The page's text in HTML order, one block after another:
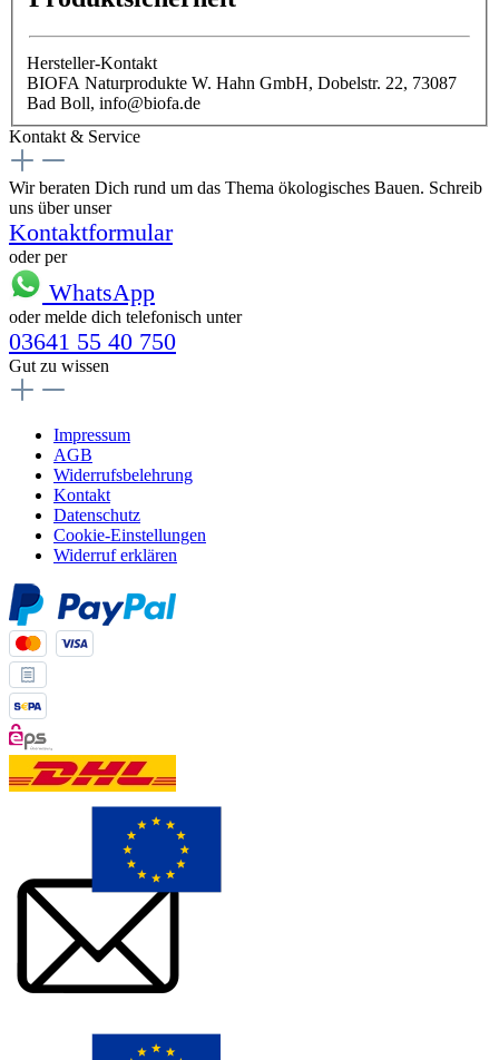
Hersteller-Kontakt
BIOFA Naturprodukte W. Hahn GmbH, Dobelstr. 22, 73087
Bad Boll, info@biofa.de
Kontakt & Service
Wir beraten Dich rund um das Thema ökologisches Bauen. Schreib
uns über unser
Kontaktformular
oder per
WhatsApp
oder melde dich telefonisch unter
03641 55 40 750
Gut zu wissen
Impressum
AGB
Widerrufsbelehrung
Kontakt
Datenschutz
Cookie-Einstellungen
Widerruf erklären